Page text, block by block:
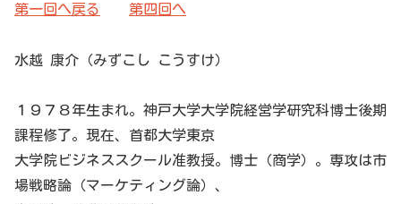
第一回へ戻る 第四回へ
水越 康介（みずこし こうすけ）
１９７８年生まれ。神戸大学大学院経営学研究科博士後期
課程修了。現在、首都大学東京
大学院ビジネススクール准教授。博士（商学）。専攻は市
場戦略論（マーケティング論）、